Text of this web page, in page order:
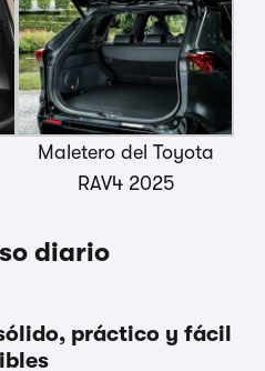
Maletero del Toyota
RAV4 2025
diario
práctico y fácil